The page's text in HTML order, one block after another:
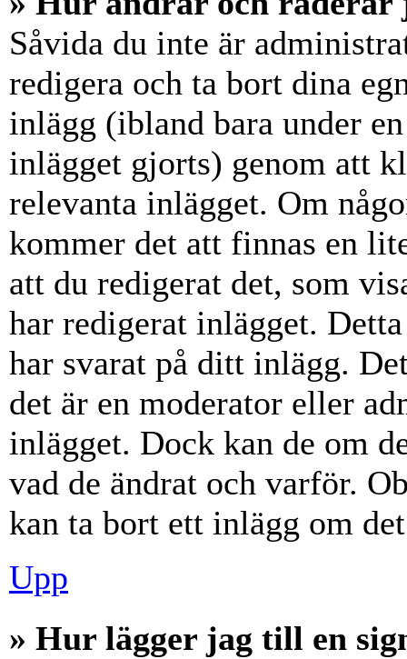
Såvida du inte är
redigera och ta bort dina
inlägg (ibland bara under
inlägget gjorts) genom att
relevanta inlägget. Om
kommer det att finnas en
att du redigerat det, som
har redigerat inlägget.
har svarat på ditt inlägg.
det är en moderator eller
inlägget. Dock kan de om
vad de ändrat och varför.
kan ta bort ett inlägg om
Upp
» Hur lägger jag till en